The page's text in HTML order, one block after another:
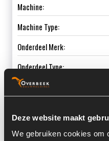
Deze website maakt
We gebruiken cookies om
Machine:
Machine Type:
Onderdeel Merk:
Onderdeel Type:
Informatie